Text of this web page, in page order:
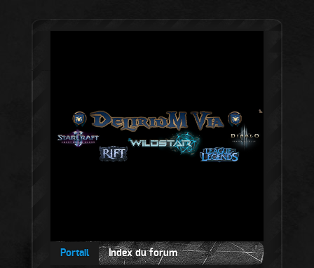
Portail Index du forum